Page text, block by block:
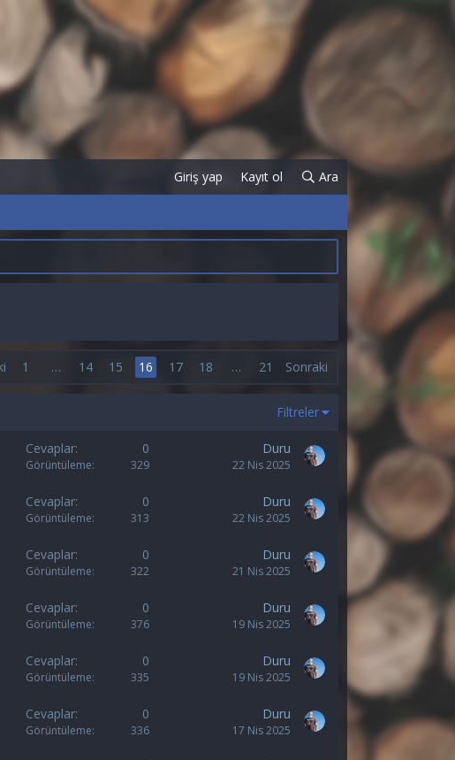
Giriş yap Kayıt ol Ara
1 … 14 15 16 17 18 … 21 Sonraki
Filtreler
Cevaplar 0
Görüntüleme 329
Duru
22 Nis 2025
Cevaplar 0
Görüntüleme 313
Duru
22 Nis 2025
Cevaplar 0
Görüntüleme 322
Duru
21 Nis 2025
Cevaplar 0
Görüntüleme 376
Duru
19 Nis 2025
Cevaplar 0
Görüntüleme 335
Duru
19 Nis 2025
Cevaplar 0
Görüntüleme 336
Duru
17 Nis 2025